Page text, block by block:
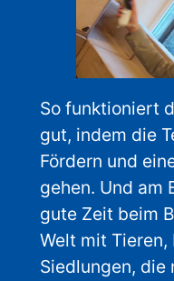
So funktioniert
gut, indem die
Fördern und
gehen. Und am
gute Zeit beim
Welt mit Tieren,
Siedlungen, die